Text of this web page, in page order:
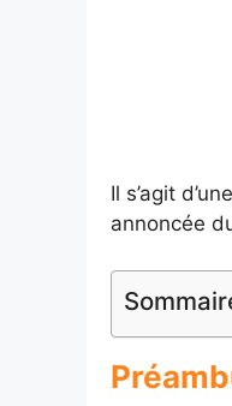
Il s’agit d’une
annoncée